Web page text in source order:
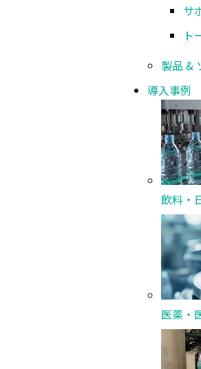
サ
ト
製品 &
導入事例
飲料・
医薬・
入力電
機械寸法
機械
レーザ発振器、チラー
チラーユニットの設置
■改良により仕様を変更する